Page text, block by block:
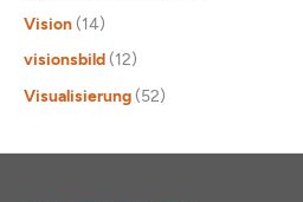
Vision (14)
visionsbild (12)
Visualisierung (52)